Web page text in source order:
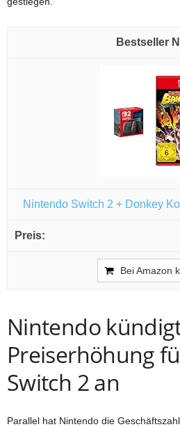
Nintendo Switch 2 + Donkey
Bei Amazon
Nintendo
Preiserhöhung
Switch 2 an
Parallel hat Nintendo die